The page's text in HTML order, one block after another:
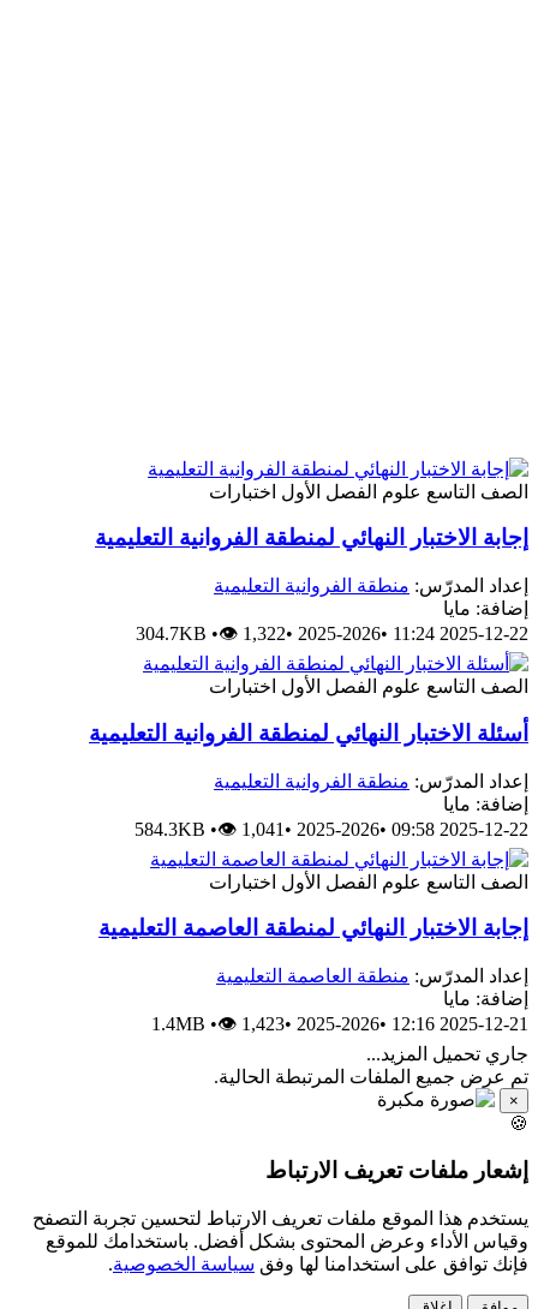
الصف التاسع علوم الفصل الأول اختبارات
إجابة الاختبار النهائي لمنطقة الفروانية التعليمية
إعداد المدرّس: منطقة الفروانية التعليمية
إضافة: مايا
2025-12-22 11:24
•
2025-2026
•
304.7KB •👁 1,322
الصف التاسع علوم الفصل الأول اختبارات
أسئلة الاختبار النهائي لمنطقة الفروانية التعليمية
إعداد المدرّس: منطقة الفروانية التعليمية
إضافة: مايا
2025-12-22 09:58
•
2025-2026
•
584.3KB •👁 1,041
الصف التاسع علوم الفصل الأول اختبارات
إجابة الاختبار النهائي لمنطقة العاصمة التعليمية
إعداد المدرّس: منطقة العاصمة التعليمية
إضافة: مايا
2025-12-21 12:16
•
2025-2026
•
1.4MB •👁 1,423
جاري تحميل المزيد...
تم عرض جميع الملفات المرتبطة الحالية.
×
🍪
إشعار ملفات تعريف الارتباط
يستخدم هذا الموقع ملفات تعريف الارتباط لتحسين تجربة التصفح
وقياس الأداء وعرض المحتوى بشكل أفضل. باستخدامك للموقع
فإنك توافق على استخدامنا لها وفق سياسة الخصوصية.